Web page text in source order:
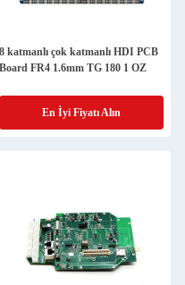
8 katmanlı çok katmanlı HDI PCB
Board FR4 1.6mm TG 180 1 OZ
En İyi Fiyatı Alın